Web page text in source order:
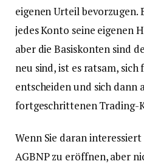
eigenen Urteil bevorzugen.
jedes Konto seine eigenen
aber die Basiskonten sind
neu sind, ist es ratsam, sich
entscheiden und sich dann
fortgeschrittenen Trading-
Wenn Sie daran
AGBNP zu eröffnen, aber